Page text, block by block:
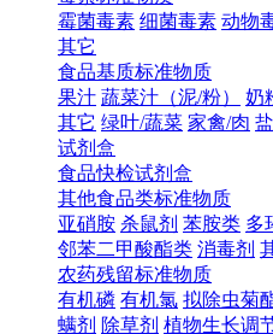
霉菌毒素 细菌毒素 动物
其它
食品基质标准物质
果汁 蔬菜汁（泥/粉） 奶
其它 绿叶/蔬菜 家禽/肉
试剂盒
食品快检试剂盒
其他食品类标准物质
亚硝胺 杀鼠剂 苯胺类 多
邻苯二甲酸酯类 消毒剂
农药残留标准物质
有机磷 有机氯 拟除虫菊
螨剂 除草剂 植物生长调